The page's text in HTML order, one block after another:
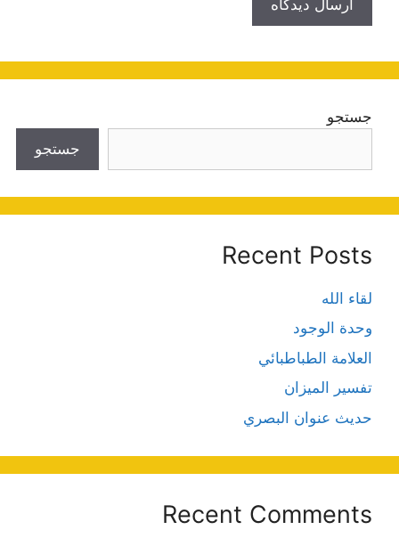
جستجو
جستجو
Recent Posts
لقاء الله
وحدة الوجود
العلامة الطباطبائي
تفسير الميزان
حديث عنوان البصري
Recent Comments